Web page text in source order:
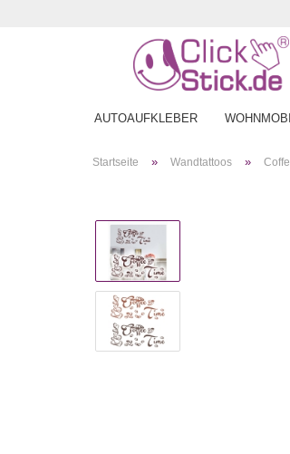
AUTOAUFKLEBER
Startseite » Wandtattoos »